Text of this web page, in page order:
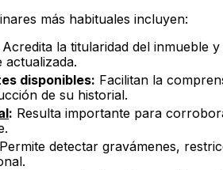
más habituales incluyen:
Acredita la titularidad del inmueble
actualizada.
disponibles: Facilitan la
de su historial.
: Resulta importante para
Permite detectar gravámenes,